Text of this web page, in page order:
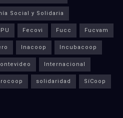
Social y Solidaria
Fecovi Fucc Fucvam
Inacoop Incubacoop
Internacional
solidaridad SíCoop